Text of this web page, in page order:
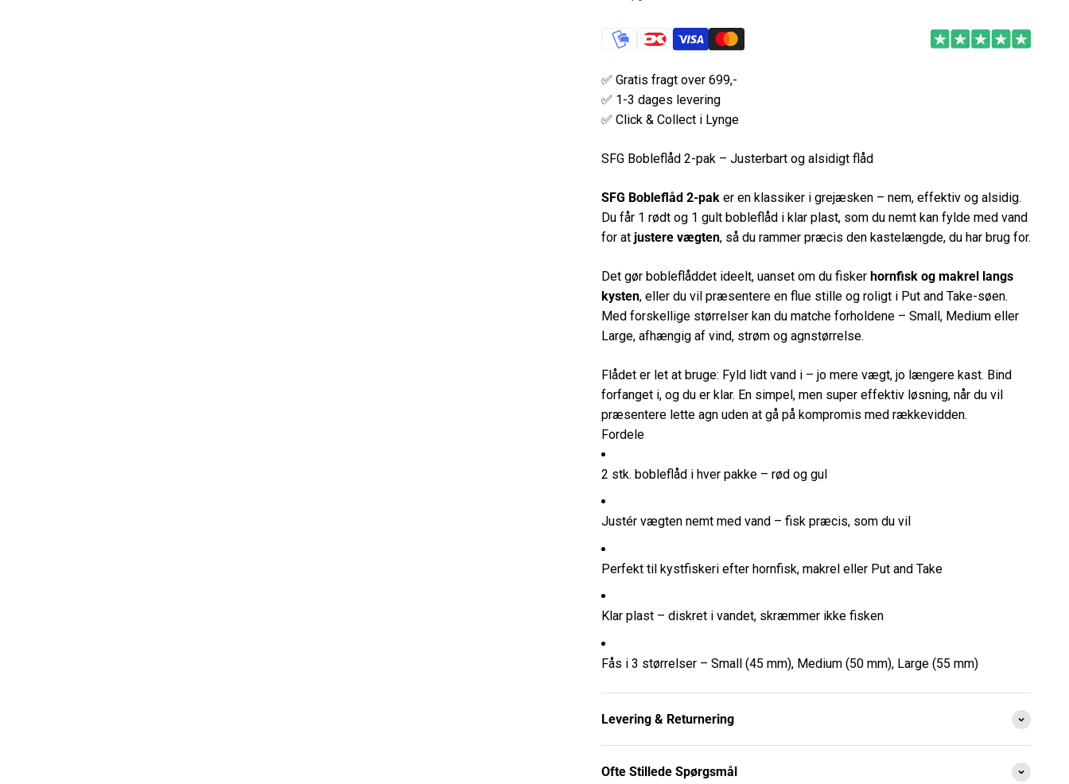
✅ Gratis fragt over 699,-
✅ 1-3 dages levering
✅ Click & Collect i Lynge
SFG Bobleflåd 2-pak – Justerbart og alsidigt flåd
SFG Bobleflåd 2-pak er en klassiker i grejæsken – nem, effektiv og alsidig.
Du får 1 rødt og 1 gult bobleflåd i klar plast, som du nemt kan fylde med vand
for at justere vægten, så du rammer præcis den kastelængde, du har brug for.
Det gør bobleflåddet ideelt, uanset om du fisker hornfisk og makrel langs
kysten, eller du vil præsentere en flue stille og roligt i Put and Take-søen.
Med forskellige størrelser kan du matche forholdene – Small, Medium eller
Large, afhængig af vind, strøm og agnstørrelse.
Flådet er let at bruge: Fyld lidt vand i – jo mere vægt, jo længere kast. Bind
forfanget i, og du er klar. En simpel, men super effektiv løsning, når du vil
præsentere lette agn uden at gå på kompromis med rækkevidden.
Fordele
2 stk. bobleflåd i hver pakke – rød og gul
Justér vægten nemt med vand – fisk præcis, som du vil
Perfekt til kystfiskeri efter hornfisk, makrel eller Put and Take
Klar plast – diskret i vandet, skræmmer ikke fisken
Fås i 3 størrelser – Small (45 mm), Medium (50 mm), Large (55 mm)
Levering & Returnering
Ofte Stillede Spørgsmål